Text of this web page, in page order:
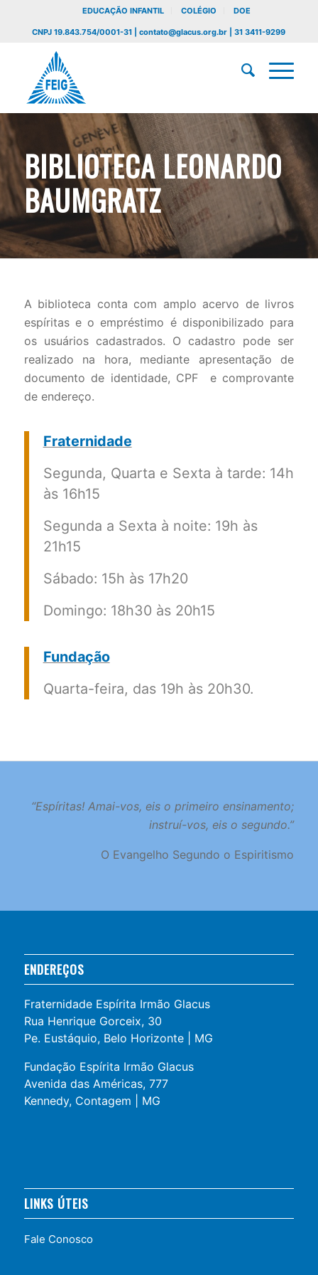
EDUCAÇÃO INFANTIL COLÉGIO DOE
CNPJ 19.843.754/0001-31 | contato@glacus.org.br | 31 3411-9299
BIBLIOTECA LEONARDO
BAUMGRATZ
A biblioteca conta com amplo acervo de livros
espíritas e o empréstimo é disponibilizado para
os usuários cadastrados. O cadastro pode ser
realizado na hora, mediante apresentação de
documento de identidade, CPF e comprovante
de endereço.
Fraternidade
Segunda, Quarta e Sexta à tarde: 14h
às 16h15
Segunda a Sexta à noite: 19h às
21h15
Sábado: 15h às 17h20
Domingo: 18h30 às 20h15
Fundação
Quarta-feira, das 19h às 20h30.
“Espíritas! Amai-vos, eis o primeiro ensinamento;
instruí-vos, eis o segundo.”
O Evangelho Segundo o Espiritismo
ENDEREÇOS
Fraternidade Espírita Irmão Glacus
Rua Henrique Gorceix, 30
Pe. Eustáquio, Belo Horizonte | MG
Fundação Espírita Irmão Glacus
Avenida das Américas, 777
Kennedy, Contagem | MG
LINKS ÚTEIS
Fale Conosco